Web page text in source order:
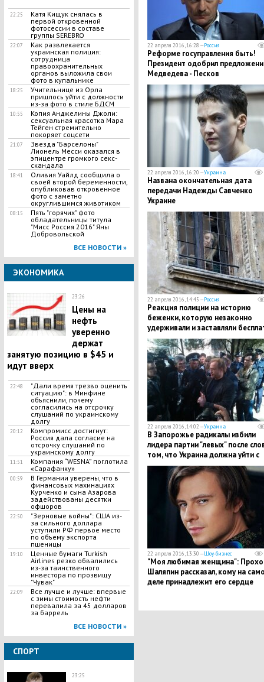
22:25
Катя Кищук снялась в
первой откровенной
фотосессии в составе
группы SEREBRO
22:07
Как развлекается
украинская полиция:
сотрудница
правоохранительных
органов выложила свои
фото в купальнике
18:25
Учительнице из Орла
пришлось уйти с должности
из-за фото в стиле БДСМ
10:55
Копия Анджелины Джоли:
сексуальная красотка Мара
Тейген стремительно
покоряет соцсети
21:07
Звезда "Барселоны"
Лионель Месси оказался в
эпицентре громкого секс-
скандала
18:41
Оливия Уайлд сообщила о
своей второй беременности,
опубликовав откровенное
фото с заметно
округлившимся животиком
08:15
Пять "горячих" фото
обладательницы титула
"Мисс Россия 2016" Яны
Добровольской
ВСЕ НОВОСТИ »
ЭКОНОМИКА
23:26
Цены на
нефть
уверенно
держат
занятую позицию в $45 и
идут вверх
22:48
"Дали время трезво оценить
ситуацию": в Минфине
объяснили, почему
согласились на отсрочку
слушаний по украинскому
долгу
20:12
Компромисс достигнут:
Россия дала согласие на
отсрочку слушаний по
украинскому долгу
11:51
Компания “WESNA” поглотила
«Сарафанку»
00:59
В Германии уверены, что в
финансовых махинациях
Курченко и сына Азарова
задействованы десятки
офшоров
22:50
"Зерновые войны": США из-
за сильного доллара
уступили РФ первое место
по объему экспорта
пшеницы
19:10
Ценные бумаги Turkish
Airlines резко обвалились
из-за таинственного
инвестора по прозвищу
"Чувак"
22:09
Все лучше и лучше: впервые
с зимы стоимость нефти
перевалила за 45 долларов
за баррель
ВСЕ НОВОСТИ »
СПОРТ
23:25
22 апреля 2016, 16:28 —Россия
Реформе госуправления быть!
Президент одобрил
Медведева - Песков
22 апреля 2016, 16:20 —Украина
Названа окончательная дата
передачи Надежды Савченко
Украине
22 апреля 2016, 14:45 —Россия
Реакция полиции на историю
беженки, которую незаконно
удерживали и заставляли
работать: "Спасибо, что
жива"
22 апреля 2016, 14:02 —Украина
В Запорожье радикалы избили
лидера партии "левых" после
том, что Украина должна уйти с
Донбасса
22 апреля 2016, 13:30 —Шоу-бизнес
"Моя любимая женщина":
Шаляпин рассказал, кому на
деле принадлежит его сердце